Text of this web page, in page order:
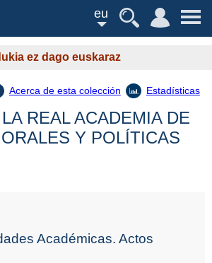
eu
ez dago euskaraz
Acerca de esta colección Estadísticas
REAL ACADEMIA DE
Y POLÍTICAS
Académicas. Actos